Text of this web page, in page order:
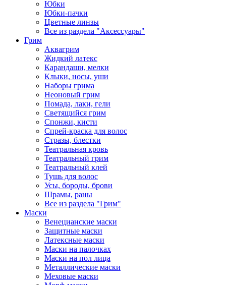
Юбки
Юбки-пачки
Цветные линзы
Все из раздела "Аксессуары"
Грим
Аквагрим
Жидкий латекс
Карандаши, мелки
Клыки, носы, уши
Наборы грима
Неоновый грим
Помада, лаки, гели
Светящийся грим
Спонжи, кисти
Спрей-краска для волос
Стразы, блестки
Театральная кровь
Театральный грим
Театральный клей
Тушь для волос
Усы, бороды, брови
Шрамы, раны
Все из раздела "Грим"
Маски
Венецианские маски
Защитные маски
Латексные маски
Маски на палочках
Маски на пол лица
Металлические маски
Меховые маски